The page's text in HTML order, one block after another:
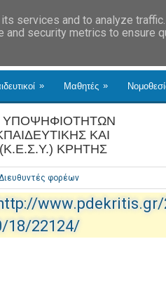
» Μαθητές »
ΥΠΟΨΗΦΙΟΤΗΤΩΝ
ΚΑΙ
ΚΡΗΤΗΣ
φορέων
www.pdekritis.gr/
18/22124/
services and to analyze
and security metrics to ensure